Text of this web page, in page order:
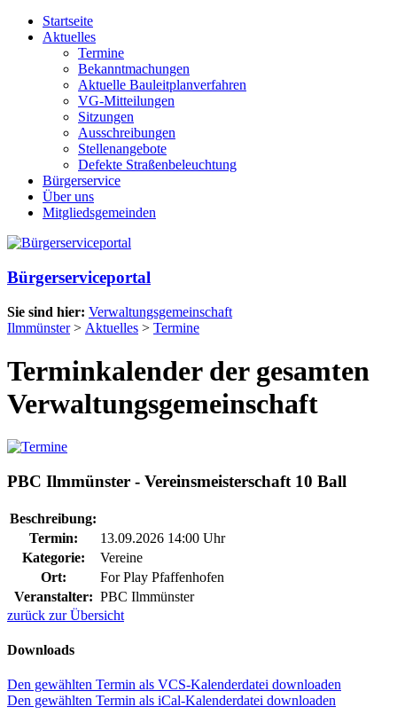
Startseite
Aktuelles
Termine
Bekanntmachungen
Aktuelle Bauleitplanverfahren
VG-Mitteilungen
Sitzungen
Ausschreibungen
Stellenangebote
Defekte Straßenbeleuchtung
Bürgerservice
Über uns
Mitgliedsgemeinden
Bürgerserviceportal
Sie sind hier: Verwaltungsgemeinschaft
Ilmmünster> Aktuelles > Termine
Terminkalender der gesamten
Verwaltungsgemeinschaft
PBC Ilmmünster - Vereinsmeisterschaft 10 Ball
Beschreibung:
Termin:
13.09.2026 14:00 Uhr
Kategorie:
Vereine
Ort:
For Play Pfaffenhofen
Veranstalter: PBC Ilmmünster
zurück zur Übersicht
Downloads
Den gewählten Termin als VCS-Kalenderdatei downloaden
Den gewählten Termin als iCal-Kalenderdatei downloaden